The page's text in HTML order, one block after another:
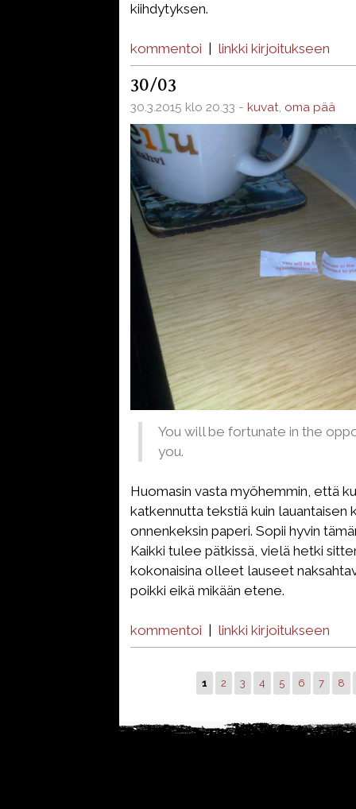
kiihdytyksen.
kommentoi linkki kirjoitukseen
30/03
30.3.2015 klo 20.33 - kuvat, oma pää
You will be fortunate in the
you.
Huomasin vasta myöhemmin, että
katkennutta tekstiä kuin lauantaisen
onnenkeksin paperi. Sopii hyvin
Kaikki tulee pätkissä, vielä hetki
kokonaisina olleet lauseet
poikki eikä mikään etene.
kommentoi linkki kirjoitukseen
1 2 3 4 5 6 7 8